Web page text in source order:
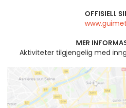
OFFISIELL
MER
Aktiviteter tilgjengelig med